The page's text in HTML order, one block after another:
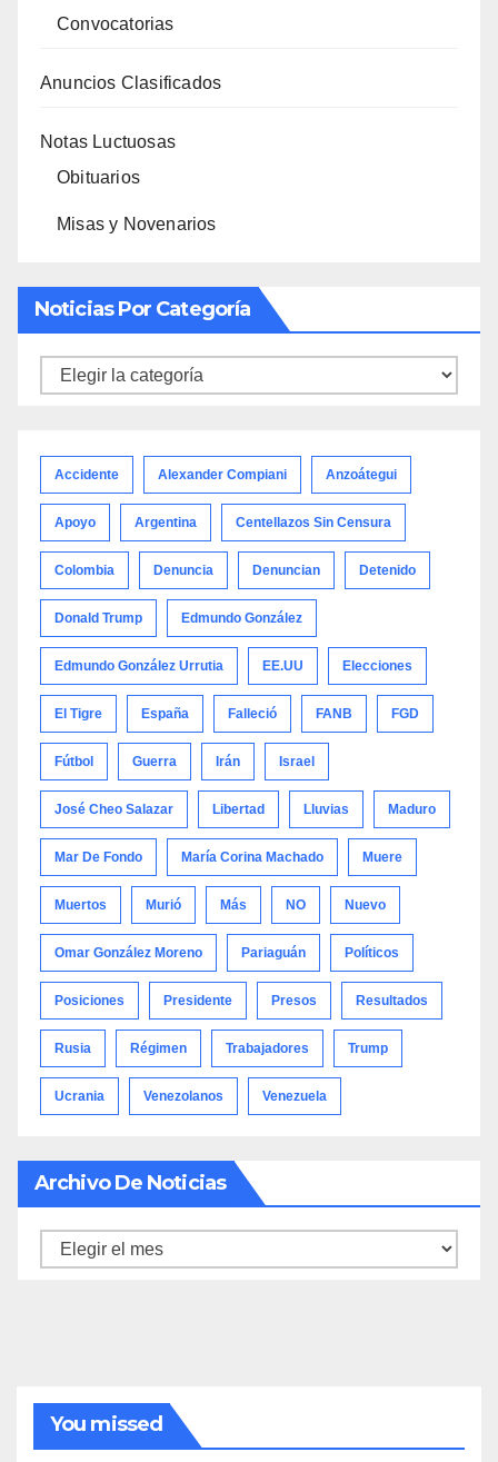
Convocatorias
Anuncios Clasificados
Notas Luctuosas
Obituarios
Misas y Novenarios
Noticias Por Categoría
Noticias
Accidente Alexander Compiani Anzoátegui
Apoyo Argentina Centellazos Sin Censura
Colombia Denuncia Denuncian Detenido
Donald Trump Edmundo González
Edmundo González Urrutia EE.UU Elecciones
El Tigre España Falleció FANB FGD
Fútbol Guerra Irán Israel
José Cheo Salazar Libertad Lluvias Maduro
Mar De Fondo María Corina Machado Muere
Muertos Murió Más NO Nuevo
Omar González Moreno Pariaguán Políticos
Posiciones Presidente Presos Resultados
Rusia Régimen Trabajadores Trump
Ucrania Venezolanos Venezuela
Archivo De Noticias
Archivo
You missed